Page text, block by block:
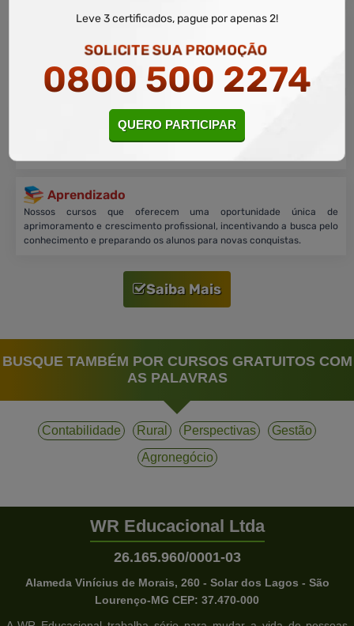
Compromisso
Garantimos a legitimidade dos certificados que são emitidos somente
após aprovação e cumprimento da carga horária, conformidade com
os critérios do Ministério Público de Minas Gerais.
Certificação
Nossos certificados digitais são legitimados pela assinatura eletrônica
do Coordenador Pedagógico, validada no sitego
Aprendizado
Nossos cursos que oferecem uma oportunidade única de
aprimoramento e crescimento profissional, incentivando a busca pelo
conhecimento e preparando os alunos para novas conquistas.
Saiba Mais
BUSQUE TAMBÉM POR CURSOS GRATUITOS COM
AS PALAVRAS
Contabilidade Rural Perspectivas
Gestão
Agronegócio
WR Educacional Ltda
26.165.960/0001-03
Alameda Vinícius de Morais, 260 - Solar dos Lagos - São
Lourenço-MG CEP: 37.470-000
Leve 3 certificados, pague por apenas 2!
SOLICITE SUA PROMOÇÃO
0800 500 2274
QUERO PARTICIPAR